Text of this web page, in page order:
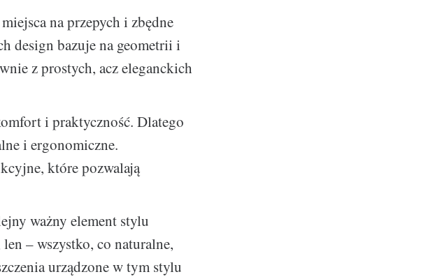
na przepych i zbędne
design bazuje na geometrii i
z prostych, acz eleganckich
i praktyczność. Dlatego
i ergonomiczne.
które pozwalają
ważny element stylu
– wszystko, co naturalne,
urządzone w tym stylu